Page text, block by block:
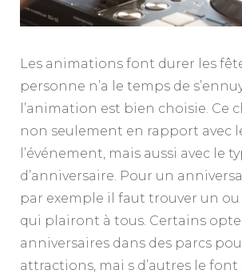
Les animations font durer les
personne n’a le temps de
l’animation est bien choisie. Ce
non seulement en rapport avec
l’événement, mais aussi avec le
d’anniversaire. Pour un
par exemple il faut trouver un
qui plairont à tous. Certains
anniversaires dans des parcs
attractions, mai s d’autres le font